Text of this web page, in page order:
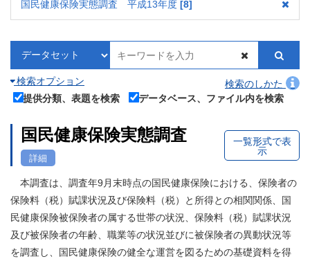
国民健康保険実態調査 平成13年度 8
検索オプション
検索のしかた
提供分類、表題を検索
データベース、ファイル内を検索
国民健康保険実態調査
詳細
一覧形式で表
示
本調査は、調査年9月末時点の国民健康保険における、保険者の
保険料（税）賦課状況及び保険料（税）と所得との相関関係、国
民健康保険被保険者の属する世帯の状況、保険料（税）賦課状況
及び被保険者の年齢、職業等の状況並びに被保険者の異動状況等
を調査し、国民健康保険の健全な運営を図るための基礎資料を得